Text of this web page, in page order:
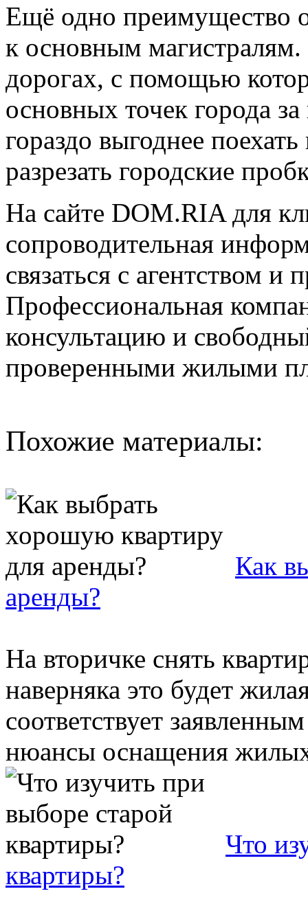
Ещё одно преимущество
к основным
дорогах, с помощью
основных точек города
гораздо выгоднее
разрезать городские
На сайте DOM.RIA для
сопроводительная
связаться с агентством и
Профессиональная
консультацию и
проверенными жилыми
Похожие материалы:
Как
аренды?
На вторичке снять
наверняка это будет
соответствует
нюансы оснащения
Что
квартиры?